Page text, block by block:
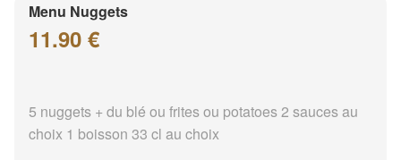
Menu Nuggets
11.90 €
5 nuggets + du blé ou frites ou potatoes 2 sauces au
choix 1 boisson 33 cl au choix